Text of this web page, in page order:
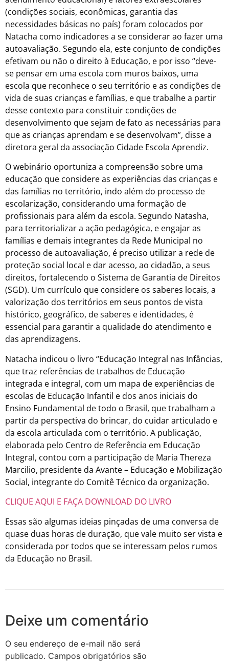
(condições sociais, econômicas, garantia das
necessidades básicas no país) foram colocados por
Natacha como indicadores a se considerar ao fazer uma
autoavaliação. Segundo ela, este conjunto de condições
efetivam ou não o direito à Educação, e por isso “deve-
se pensar em uma escola com muros baixos, uma
escola que reconhece o seu território e as condições de
vida de suas crianças e famílias, e que trabalhe a partir
desse contexto para constituir condições de
desenvolvimento que sejam de fato as necessárias para
que as crianças aprendam e se desenvolvam”, disse a
diretora geral da associação Cidade Escola Aprendiz.
O webinário oportuniza a compreensão sobre uma
educação que considere as experiências das crianças e
das famílias no território, indo além do processo de
escolarização, considerando uma formação de
profissionais para além da escola. Segundo Natasha,
para territorializar a ação pedagógica, e engajar as
famílias e demais integrantes da Rede Municipal no
processo de autoavaliação, é preciso utilizar a rede de
proteção social local e dar acesso, ao cidadão, a seus
direitos, fortalecendo o Sistema de Garantia de Direitos
(SGD). Um currículo que considere os saberes locais, a
valorização dos territórios em seus pontos de vista
histórico, geográfico, de saberes e identidades, é
essencial para garantir a qualidade do atendimento e
das aprendizagens.
Natacha indicou o livro “Educação Integral nas Infâncias,
que traz referências de trabalhos de Educação
integrada e integral, com um mapa de experiências de
escolas de Educação Infantil e dos anos iniciais do
Ensino Fundamental de todo o Brasil, que trabalham a
partir da perspectiva do brincar, do cuidar articulado e
da escola articulada com o território. A publicação,
elaborada pelo Centro de Referência em Educação
Integral, contou com a participação de Maria Thereza
Marcilio, presidente da Avante – Educação e Mobilização
Social, integrante do Comitê Técnico da organização.
CLIQUE AQUI E FAÇA DOWNLOAD DO LIVRO
Essas são algumas ideias pinçadas de uma conversa de
quase duas horas de duração, que vale muito ser vista e
considerada por todos que se interessam pelos rumos
da Educação no Brasil.
Deixe um comentário
O seu endereço de e-mail não será
publicado. Campos obrigatórios são